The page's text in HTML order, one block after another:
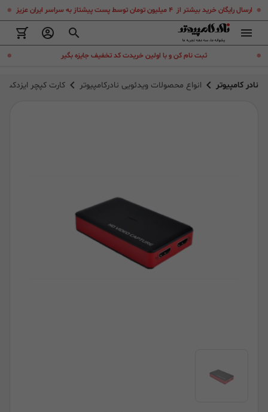
ارسال رایگان خرید بیشتر از ۴ میلیون تومان توسط پست پیشتاز به سراسر ایران عزیز
.
ثبت نام کن و با اولین خریدت کد تخفیف جایزه بگیر .
نادر کامپیوتر انواع محصولات ویدئویی نادرکامپیوتر کارت کپچر ایزدکپ ezcap 371L GameLink U3